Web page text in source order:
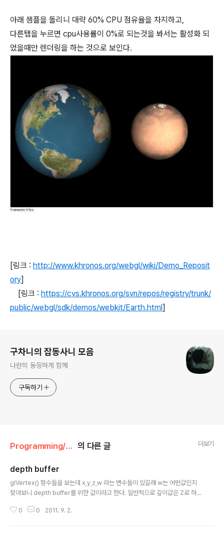
아래 샘플을 돌리니 대략 60% CPU 점유율을 차지하고,
다른탭을 누르면 cpu사용률이 0%로 되는것을 봐서는 활성화 되
었을때만 렌더링을 하는 것으로 보인다.
[링크 : http://www.khronos.org/webgl/wiki/Demo_Reposit
ory]
[링크 : https://cvs.khronos.org/svn/repos/registry/trunk/
public/webgl/sdk/demos/webkit/Earth.html ]
구차니의 잡동사니 모음
나란히 동등하게 함께
구독하기
Programming/openGL 의 다른 글 더보기
depth buffer
glVertex() 함수들을 보는데 x,y,z,w 라는 변수들이 있길래 w는 어떤값인지
찾아보니 depth buffer를 위한 값이라고 한다. 일반적으로 깊이값은 Z로 하지
tp://msdn.microsoft.com/en-us/library/dd374160(v=vs.85).aspx]
0 0 2011. 9. 2.